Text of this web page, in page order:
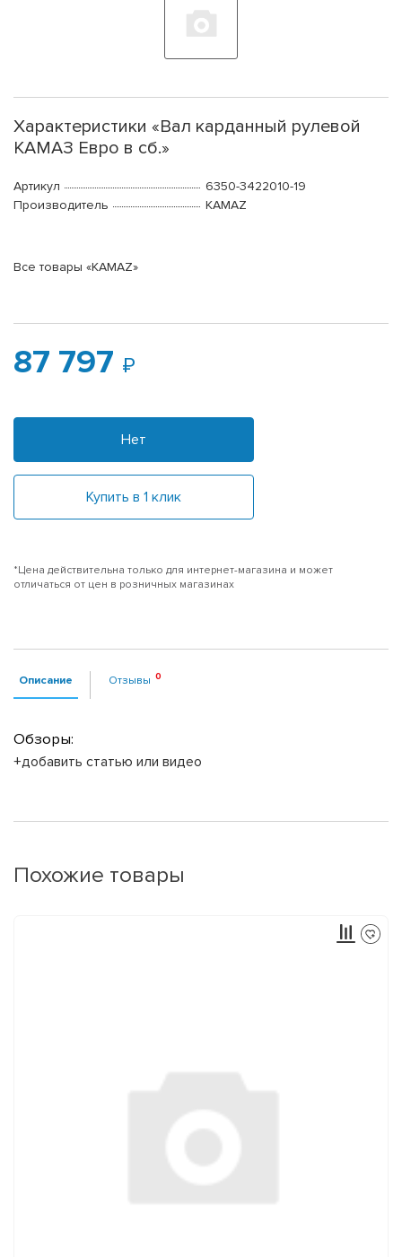
Характеристики «Вал карданный рулевой
КАМАЗ Евро в сб.»
Артикул
6350-3422010-19
Производитель
KAMAZ
Все товары «KAMAZ»
87 797
Нет
Купить в 1 клик
*Цена действительна только для интернет-магазина и может
отличаться от цен в розничных магазинах
Описание Отзывы
Обзоры:
+добавить статью или видео
Похожие товары